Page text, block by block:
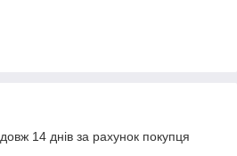
14 днів за рахунок покупця